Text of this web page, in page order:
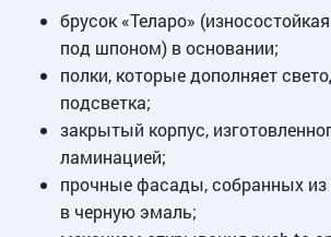
брусок «Теларо»
под шпоном) в основании;
полки, которые дополняет
подсветка;
закрытый корпус,
ламинацией;
прочные фасады, собранных
в черную эмаль;